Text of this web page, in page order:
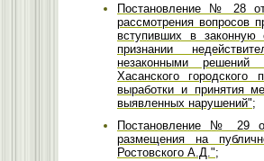
Постановление № 28
рассмотрения вопросов
вступивших в
признании
незаконными решений
Хасанского
выработки и принятия
выявленных нарушений";
Постановление № 29
размещения на
Ростовского А.Д.";